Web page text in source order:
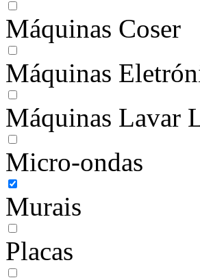
Máquinas Coser
Máquinas
Máquinas Lavar
Micro-ondas
Murais
Placas